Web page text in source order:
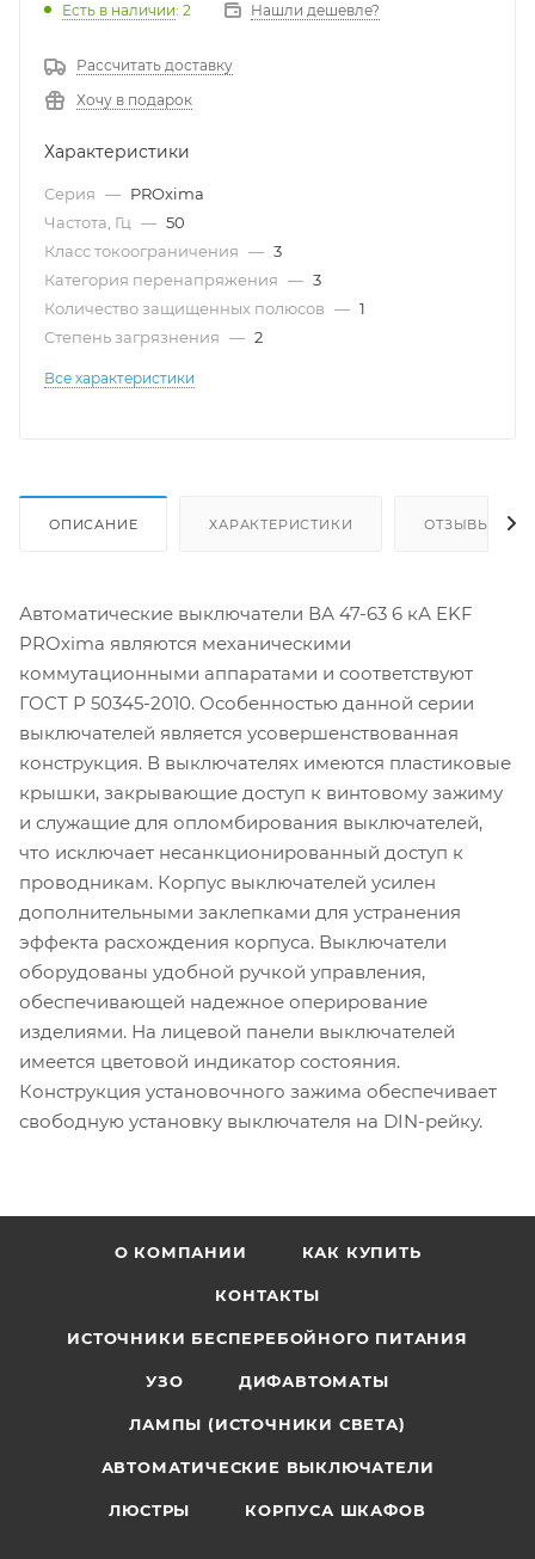
Есть в наличии: 2 Нашли дешевле?
Рассчитать доставку
Хочу в подарок
Характеристики
Серия — PROxima
Частота, Гц — 50
Класс токоограничения — 3
Категория перенапряжения — 3
Количество защищенных полюсов — 1
Степень загрязнения — 2
Все характеристики
ОПИСАНИЕ ХАРАКТЕРИСТИКИ ОТЗЫВЫ
Автоматические выключатели ВА 47-63 6 кА EKF
PROxima являются механическими
коммутационными аппаратами и соответствуют
ГОСТ Р 50345-2010. Особенностью данной серии
выключателей является усовершенствованная
конструкция. В выключателях имеются пластиковые
крышки, закрывающие доступ к винтовому зажиму
и служащие для опломбирования выключателей,
что исключает несанкционированный доступ к
проводникам. Корпус выключателей усилен
дополнительными заклепками для устранения
эффекта расхождения корпуса. Выключатели
оборудованы удобной ручкой управления,
обеспечивающей надежное оперирование
изделиями. На лицевой панели выключателей
имеется цветовой индикатор состояния.
Конструкция установочного зажима обеспечивает
свободную установку выключателя на DIN-рейку.
О КОМПАНИИ КАК КУПИТЬ
КОНТАКТЫ
ИСТОЧНИКИ БЕСПЕРЕБОЙНОГО ПИТАНИЯ
УЗО ДИФАВТОМАТЫ
ЛАМПЫ (ИСТОЧНИКИ СВЕТА)
АВТОМАТИЧЕСКИЕ ВЫКЛЮЧАТЕЛИ
ЛЮСТРЫ КОРПУСА ШКАФОВ